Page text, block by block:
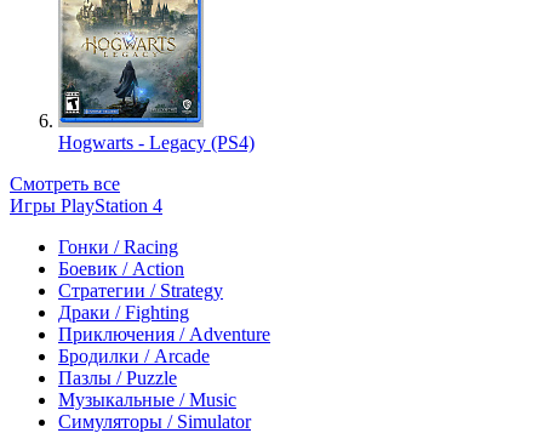
Hogwarts - Legacy (PS4)
Смотреть все
Игры PlayStation 4
Гонки / Racing
Боевик / Action
Стратегии / Strategy
Драки / Fighting
Приключения / Adventure
Бродилки / Arcade
Пазлы / Puzzle
Музыкальные / Music
Симуляторы / Simulator